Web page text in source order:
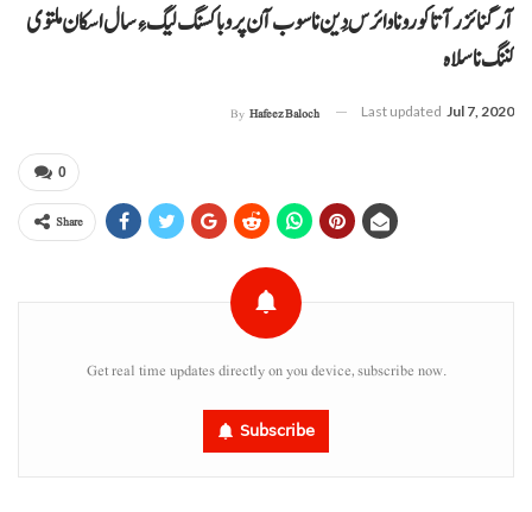
آرگنائزر آتا کورونا وائرس دَین نا سوب آن پرو باکسنگ لیگ ءِ سال اسکان ملتوی
کننگ نا سلاہ
By Hafeez Baloch Last updated Jul 7, 2020
0
Share
Get real time updates directly on you device, subscribe now.
Subscribe